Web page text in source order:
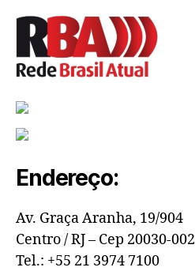
Endereço:
Av. Graça Aranha, 19/904
Centro / RJ – Cep 20030-002
Tel.: +55 21 3974 7100